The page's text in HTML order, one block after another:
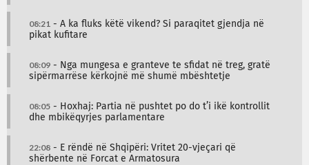
08:21 - A ka fluks këtë vikend? Si paraqitet gjendja në
pikat kufitare
08:09 - Nga mungesa e granteve te sfidat në treg, gratë
sipërmarrëse kërkojnë më shumë mbështetje
08:05 - Hoxhaj: Partia në pushtet po do t’i ikë kontrollit
dhe mbikëqyrjes parlamentare
22:08 - E rëndë në Shqipëri: Vritet 20-vjeçari që
shërbente në Forcat e Armatosura